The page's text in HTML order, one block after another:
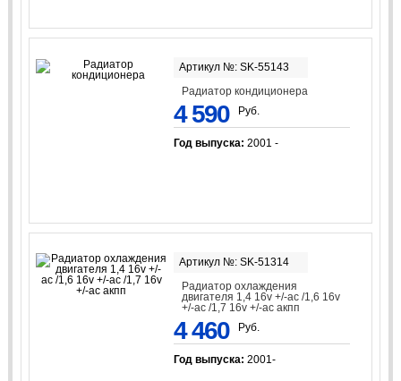
Артикул №: SK-55143
Радиатор кондиционера
4 590 Руб.
Год выпуска: 2001 -
Артикул №: SK-51314
Радиатор охлаждения
двигателя 1,4 16v +/-ac /1,6 16v
+/-ac /1,7 16v +/-ac акпп
4 460 Руб.
Год выпуска: 2001-